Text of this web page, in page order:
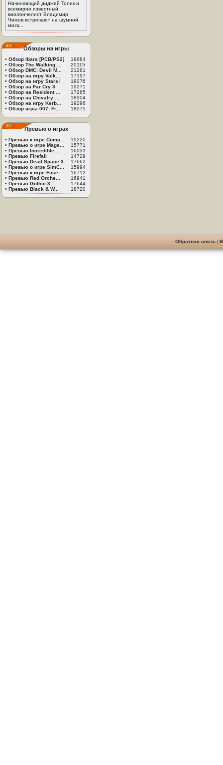
Начинающий диджей Толик и
всемирно известный
виолончелист Владимир
Чижов встречают на шумной
моск...
Обзоры на игры
• Обзор Ibara [PCB/PS2]
19684
• Обзор The Walking ...
20115
• Обзор DMC: Devil M...
21281
• Обзор на игру Valk...
17197
• Обзор на игру Stars!
19076
• Обзор на Far Cry 3
19271
• Обзор на Resident ...
17265
• Обзор на Chivalry:...
18904
• Обзор на игру Kerb...
19296
• Обзор игры 007: Fr... 18075
Превью о играх
• Превью к игре Comp...
19220
• Превью о игре Mage...
15771
• Превью Incredible ...
16033
• Превью Firefall
14729
• Превью Dead Space 3
17662
• Превью о игре SimC...
15994
• Превью к игре Fuse
16712
• Превью Red Orche...
16941
• Превью Gothic 3
17644
• Превью Black & W... 18720
Обратная связь